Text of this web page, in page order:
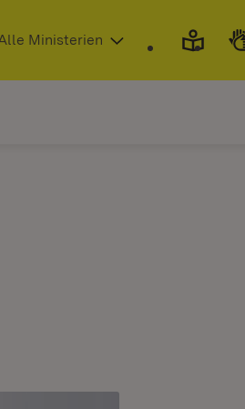
neuem Fenster)
Ministerien